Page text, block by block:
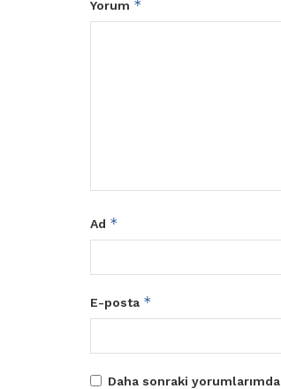
Yorum *
Ad *
E-posta *
Daha sonraki